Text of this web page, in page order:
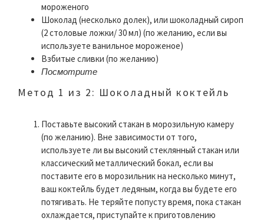
мороженого
Шоколад (несколько долек), или шоколадный сироп
(2 столовые ложки/ 30 мл) (по желанию, если вы
используете ванильное мороженое)
Взбитые сливки (по желанию)
Посмотрите
Метод 1 из 2: Шоколадный коктейль
Поставьте высокий стакан в морозильную камеру
(по желанию). Вне зависимости от того,
используете ли вы высокий стеклянный стакан или
классический металлический бокал, если вы
поставите его в морозильник на несколько минут,
ваш коктейль будет ледяным, когда вы будете его
потягивать. Не теряйте попусту время, пока стакан
охлаждается, приступайте к приготовлению